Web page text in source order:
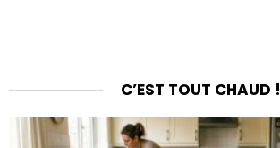
C’EST TOUT CHAUD !